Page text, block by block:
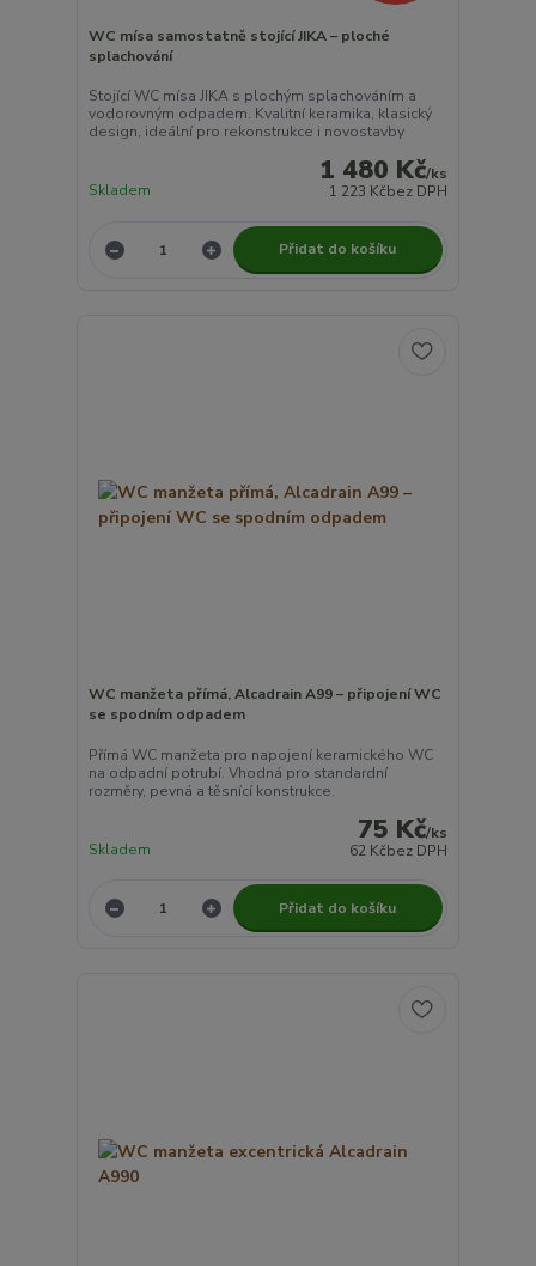
WC mísa samostatně stojící JIKA – ploché
splachování
Stojící WC mísa JIKA s plochým splachováním a
vodorovným odpadem. Kvalitní keramika, klasický
design, ideální pro rekonstrukce i novostavby
1 480 Kč/ks
1 223 Kčbez DPH
Skladem
Přidat do košíku
WC manžeta přímá, Alcadrain A99 – připojení WC
se spodním odpadem
Přímá WC manžeta pro napojení keramického WC
na odpadní potrubí. Vhodná pro standardní
rozměry, pevná a těsnící konstrukce.
75 Kč/ks
62 Kčbez DPH
Skladem
Přidat do košíku